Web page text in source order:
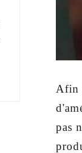
Afin
pas